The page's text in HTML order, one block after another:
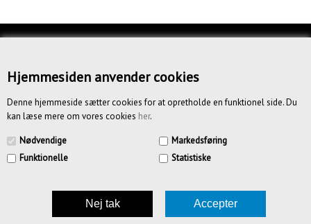
Hjemmesiden anvender cookies
Denne hjemmeside sætter cookies for at opretholde en funktionel side. Du
kan læse mere om vores cookies her.
Nødvendige
Markedsføring
Funktionelle
Statistiske
OM OS
BETINGELSER
CREATIV.DK APS | Vandmestervej 20 | 2630 Tåstrup | CVR